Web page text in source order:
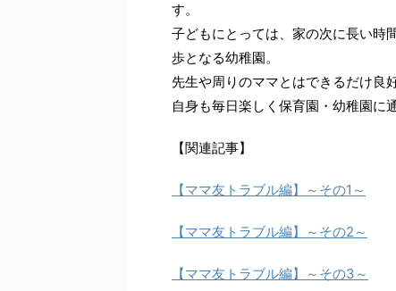
す。
子どもにとっては、家の次に長い時
歩となる幼稚園。
先生や周りのママとはできるだけ良
自身も毎日楽しく保育園・幼稚園に
【関連記事】
【ママ友トラブル編】～その1～
【ママ友トラブル編】～その2～
【ママ友トラブル編】～その3～